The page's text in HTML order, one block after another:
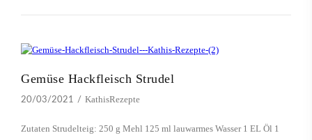
Gemüse Hackfleisch Strudel
20/03/2021 KathisRezepte
Zutaten Strudelteig: 250 g Mehl 125 ml lauwarmes Wasser 1 EL Öl 1